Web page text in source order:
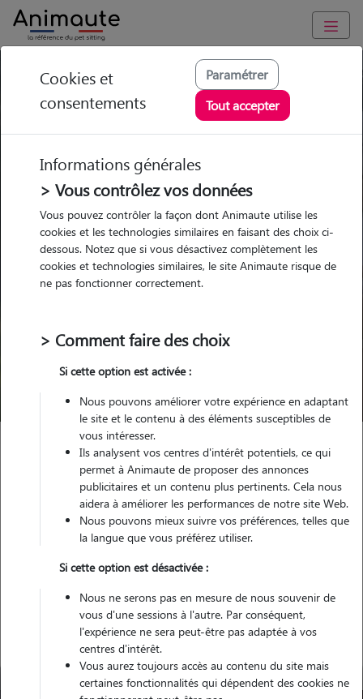
Trouvez votre gardien idéal !
Garde
chez le Pet Sitter
Garde
chez le Pet Sitter Visites
Visites
Pour quel animal ?
Trouver mon Pet Sitter
Garde animaux France Centre-Val-de-Loire
Loir-et-Cher
Romorantin-Lanthenay
Nos promeneurs à Romorantin-
Lanthenay
Cookies et
consentements
Paramétrer
Tout accepter
Informations générales
> Vous contrôlez vos données
Vous pouvez contrôler la façon dont Animaute utilise les
cookies et les technologies similaires en faisant des choix ci-
dessous. Notez que si vous désactivez complètement les
cookies et technologies similaires, le site Animaute risque de
ne pas fonctionner correctement.
> Comment faire des choix
Si cette option est activée :
Nous pouvons améliorer votre expérience en adaptant
le site et le contenu à des éléments susceptibles de
vous intéresser.
Ils analysent vos centres d'intérêt potentiels, ce qui
permet à Animaute de proposer des annonces
publicitaires et un contenu plus pertinents. Cela nous
aidera à améliorer les performances de notre site Web.
Nous pouvons mieux suivre vos préférences, telles que
la langue que vous préférez utiliser.
Si cette option est désactivée :
Nous ne serons pas en mesure de nous souvenir de
vous d'une sessions à l'autre. Par conséquent,
l'expérience ne sera peut-être pas adaptée à vos
centres d'intérêt.
Vous aurez toujours accès au contenu du site mais
certaines fonctionnalités qui dépendent des cookies ne